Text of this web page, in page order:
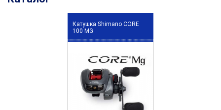
Катушка Shimano CORE
100 MG